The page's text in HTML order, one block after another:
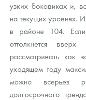
Книги по нумизматике
узких боковиках и,
на текущих уровнях.
в районе 104.
оттолкнется
рассматривать как
уходящем году
можно всерьез
долгосрочного